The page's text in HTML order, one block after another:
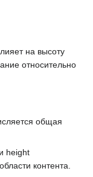
на высоту
относительно
общая
height
контента.